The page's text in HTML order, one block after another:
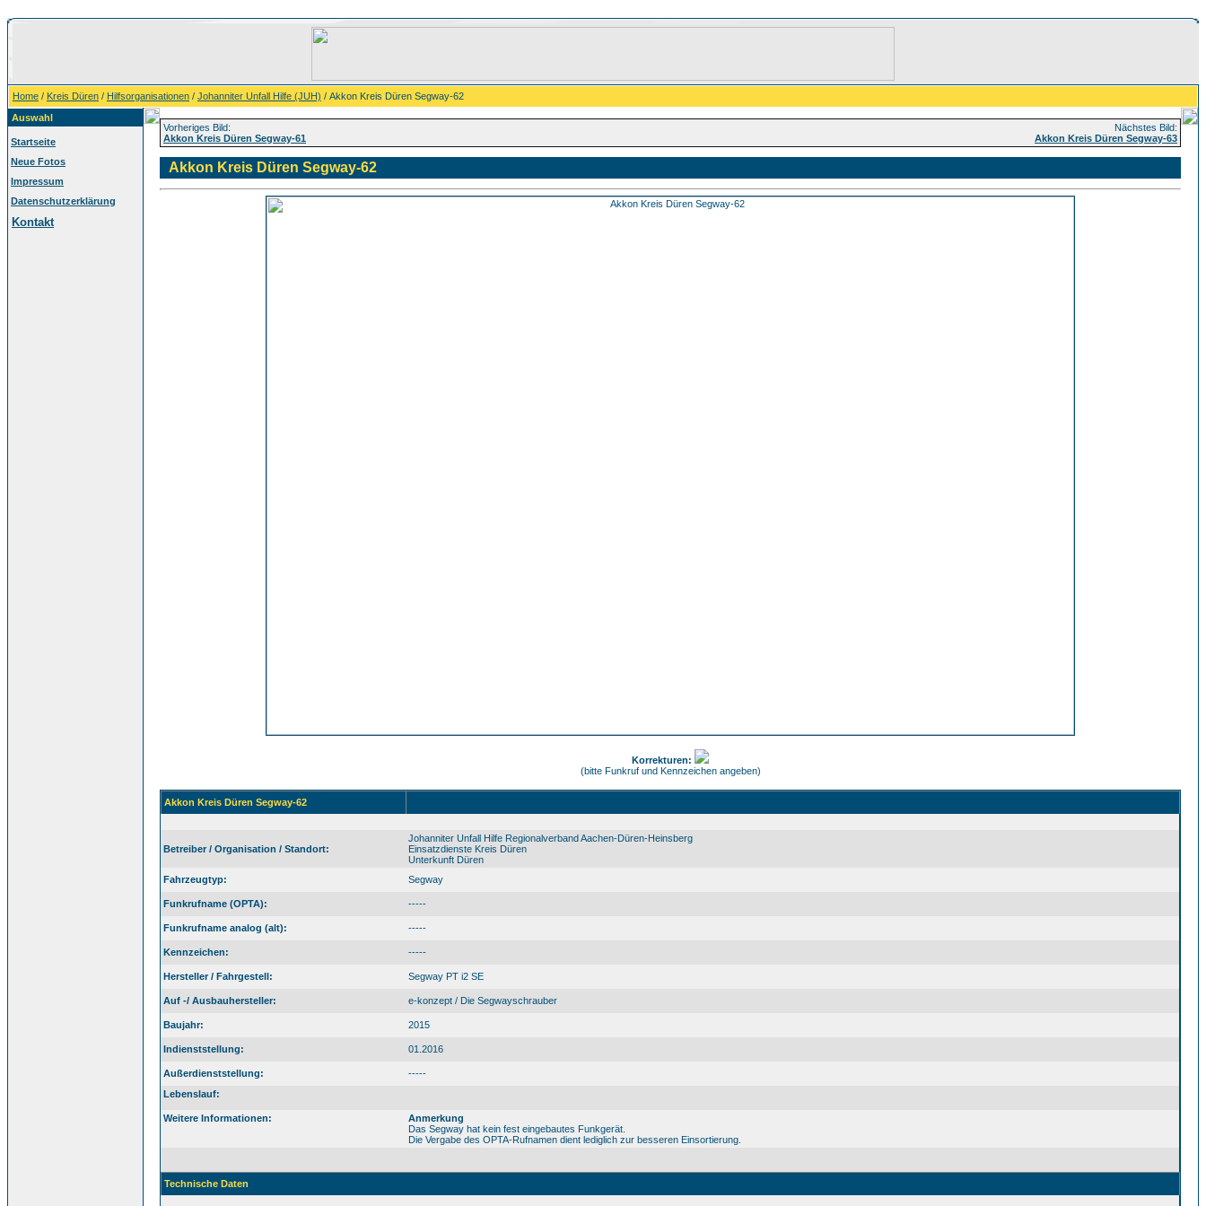
Home / Kreis Düren / Hilfsorganisationen / Johanniter Unfall Hilfe (JUH) / Akkon Kreis Düren Segway-62
Auswahl
Startseite
Neue Fotos
Impressum
Datenschutzerklärung
Kontakt
Vorheriges Bild:
Akkon Kreis Düren Segway-61
Nächstes Bild:
Akkon Kreis Düren Segway-63
Akkon Kreis Düren Segway-62
Korrekturen:
(bitte Funkruf und Kennzeichen angeben)
Akkon Kreis Düren Segway-62
Betreiber / Organisation / Standort:
Johanniter Unfall Hilfe Regionalverband Aachen-Düren-Heinsberg
Einsatzdienste Kreis Düren
Unterkunft Düren
Fahrzeugtyp:
Segway
Funkrufname (OPTA): -----
Funkrufname analog (alt): -----
Kennzeichen: -----
Hersteller / Fahrgestell: Segway PT i2 SE
Auf -/ Ausbauhersteller: e-konzept / Die Segwayschrauber
Baujahr: 2015
Indienststellung: 01.2016
Außerdienststellung:
-----
Lebenslauf:
Weitere Informationen:
Anmerkung
Das Segway hat kein fest eingebautes Funkgerät.
Die Vergabe des OPTA-Rufnamen dient lediglich zur besseren Einsortierung.
Technische Daten